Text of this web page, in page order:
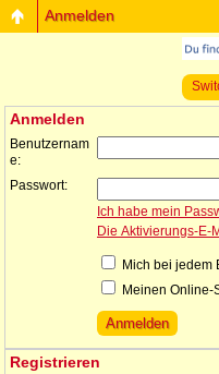
Anmelden
Anmelden
Benutzernam
e:
Passwort:
Ich habe mein
Die Aktivierungs-E-
Mich bei jedem
Meinen Online-
Registrieren